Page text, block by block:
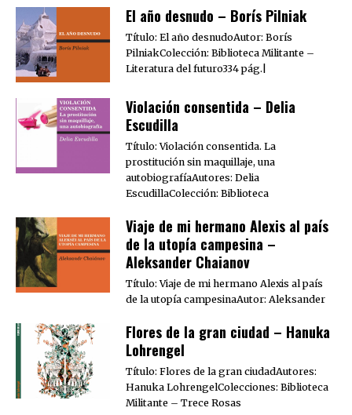
El año desnudo – Borís Pilniak
Título: El año desnudoAutor: Borís
PilniakColección: Biblioteca Militante –
Literatura del futuro334 pág.|
Violación consentida – Delia
Escudilla
Título: Violación consentida. La
prostitución sin maquillaje, una
autobiografíaAutores: Delia
EscudillaColección: Biblioteca
Viaje de mi hermano Alexis al país
de la utopía campesina –
Aleksander Chaianov
Título: Viaje de mi hermano Alexis al país
de la utopía campesinaAutor: Aleksander
Flores de la gran ciudad – Hanuka
Lohrengel
Título: Flores de la gran ciudadAutores:
Hanuka LohrengelColecciones: Biblioteca
Militante – Trece Rosas